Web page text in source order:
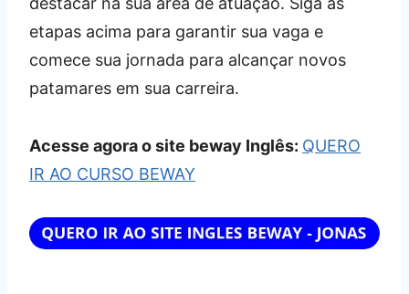
etapas acima para garantir sua vaga e
comece sua jornada para alcançar novos
patamares em sua carreira.
Acesse agora o site beway Inglês: QUERO
IR AO CURSO BEWAY